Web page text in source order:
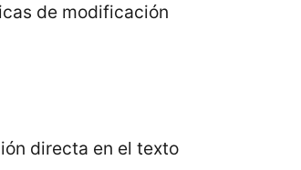
de modificación
directa en el texto